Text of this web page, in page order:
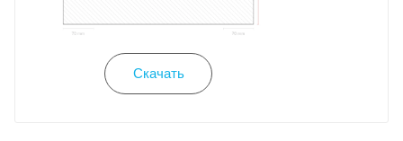
Скачать